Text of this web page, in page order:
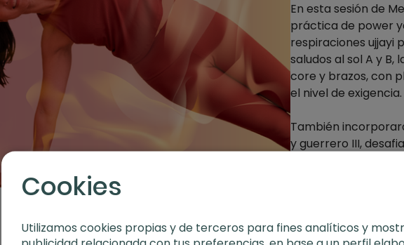
En esta sesión de
práctica de power
respiraciones ujjayi
saludos al sol A y
core y brazos, con
el nivel de exigencia.
También
y guerrero III,
cierra con puente
sensación de
Profesor
Duración: 62
Cookies
Utilizamos cookies propias y de terceros para fines analíticos y